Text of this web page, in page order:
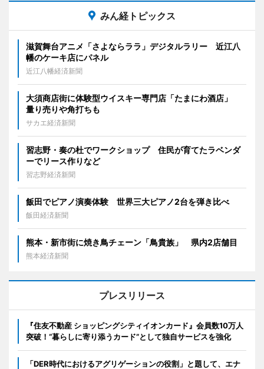
みん経トピックス
滋賀舞台アニメ「さよならララ」デジタルラリー 近江八
幡のケーキ店にパネル
近江八幡経済新聞
大須商店街に体験型ウイスキー専門店「たまにわ酒店」
量り売りや角打ちも
サカエ経済新聞
習志野・奏の杜でワークショップ 住民が育てたラベンダ
ーでリース作りなど
習志野経済新聞
飯田でピアノ演奏体験 世界三大ピアノ2台を弾き比べ
飯田経済新聞
熊本・新市街に焼き鳥チェーン「鳥貴族」 県内2店舗目
熊本経済新聞
プレスリリース
『住友不動産 ショッピングシティイオンカード』会員数10万人
突破！“暮らしに寄り添うカード”として独自サービスを強化
「DER時代におけるアグリゲーションの役割」と題して、エナ